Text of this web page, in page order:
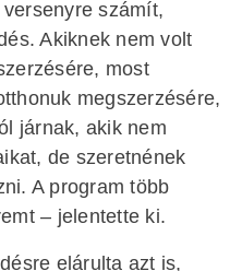
számít,
Akiknek nem volt
most
megszerzésére,
járnak, akik nem
de szeretnének
A program több
– jelentette ki.
elárulta azt is,